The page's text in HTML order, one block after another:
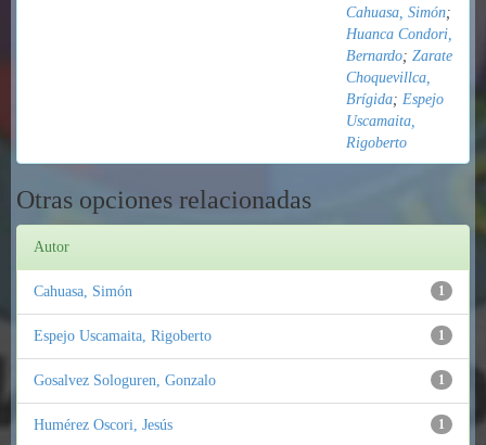
Cahuasa, Simón;
Huanca Condori,
Bernardo; Zarate
Choquevillca,
Brígida; Espejo
Uscamaita,
Rigoberto
Otras opciones relacionadas
Autor
1
Cahuasa, Simón
1
Espejo Uscamaita, Rigoberto
1
Gosalvez Sologuren, Gonzalo
1
Humérez Oscori, Jesús